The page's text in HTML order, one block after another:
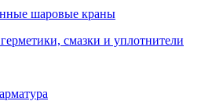
шаровые краны
смазки и уплотнители